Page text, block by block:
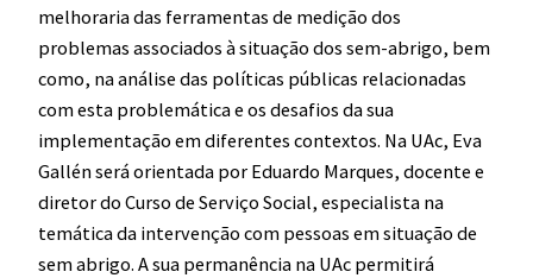
melhoraria das ferramentas de medição dos
problemas associados à situação dos sem-abrigo, bem
como, na análise das políticas públicas relacionadas
com esta problemática e os desafios da sua
implementação em diferentes contextos. Na UAc, Eva
Gallén será orientada por Eduardo Marques, docente e
diretor do Curso de Serviço Social, especialista na
temática da intervenção com pessoas em situação de
sem abrigo. A sua permanência na UAc permitirá